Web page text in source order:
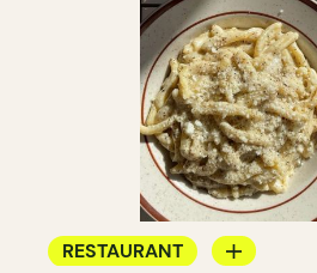
RESTAURANT